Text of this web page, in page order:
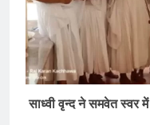
साध्वी वृन्द ने समवेत स्वर